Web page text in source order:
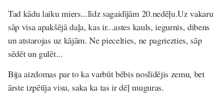
Tad kādu laiku miers...līdz sagaidījām 20.nedēļu.Uz vakaru
sāp visa apakšējā daļa, kas ir...astes kauls, iegurnis, dibens
un atstarojas uz kājām. Ne piecelties, ne pagriezties, sāp
sēdēt un gulēt...
Bija aizdomas par to ka varbūt bēbis noslīdējis zemu, bet
ārste izpētīja visu, saka ka tas ir dēļ muguras.